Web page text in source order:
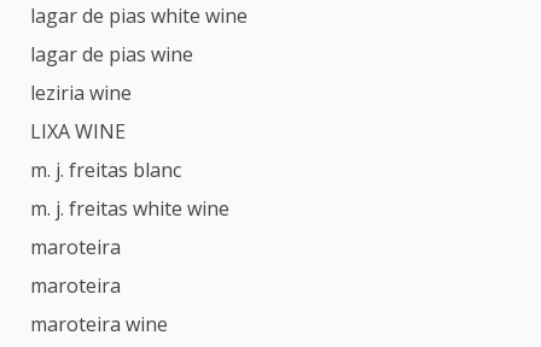
lagar de pias white wine
lagar de pias wine
leziria wine
LIXA WINE
m. j. freitas blanc
m. j. freitas white wine
maroteira
maroteira
maroteira wine